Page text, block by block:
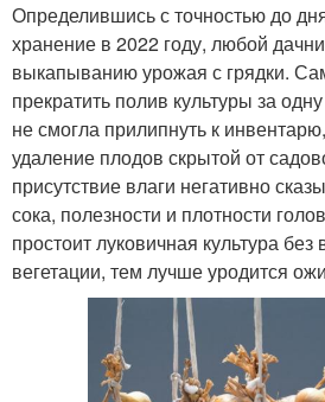
Определившись с точностью до
хранение в 2022 году, любой
выкапыванию урожая с грядки.
прекратить полив культуры за
не смогла прилипнуть к
удаление плодов скрытой от
присутствие влаги негативно
сока, полезности и плотности
простоит луковичная культура без
вегетации, тем лучше уродится